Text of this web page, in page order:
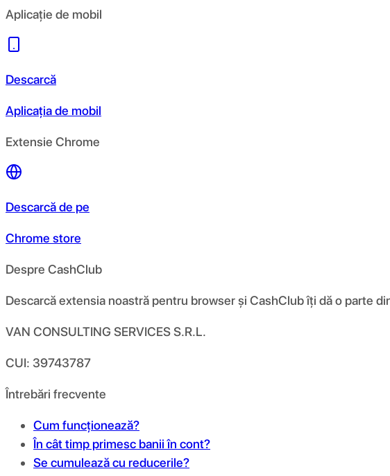
Aplicație de mobil
Descarcă
Aplicația de mobil
Extensie Chrome
Descarcă de pe
Chrome store
Despre CashClub
Descarcă extensia noastră pentru browser și CashClub îți dă o parte
VAN CONSULTING SERVICES S.R.L.
CUI: 39743787
Întrebări frecvente
Cum funcționează?
În cât timp primesc banii în cont?
Se cumulează cu reducerile?